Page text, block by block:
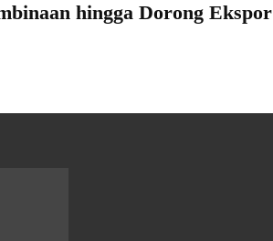
hingga Dorong Ekspor